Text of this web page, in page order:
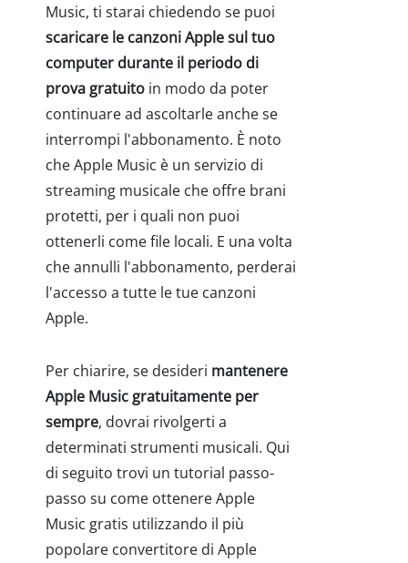
Music, ti starai chiedendo se puoi
scaricare le canzoni Apple sul tuo
computer durante il periodo di
prova gratuito in modo da poter
continuare ad ascoltarle anche se
interrompi l'abbonamento. È noto
che Apple Music è un servizio di
streaming musicale che offre brani
protetti, per i quali non puoi
ottenerli come file locali. E una volta
che annulli l'abbonamento, perderai
l'accesso a tutte le tue canzoni
Apple.
Per chiarire, se desideri mantenere
Apple Music gratuitamente per
sempre, dovrai rivolgerti a
determinati strumenti musicali. Qui
di seguito trovi un tutorial passo-
passo su come ottenere Apple
Music gratis utilizzando il più
popolare convertitore di Apple